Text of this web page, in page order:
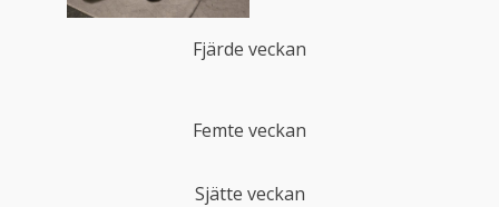
Fjärde veckan
Femte veckan
Sjätte veckan